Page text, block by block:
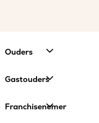
Ouders
Gastouders
Franchisenemer